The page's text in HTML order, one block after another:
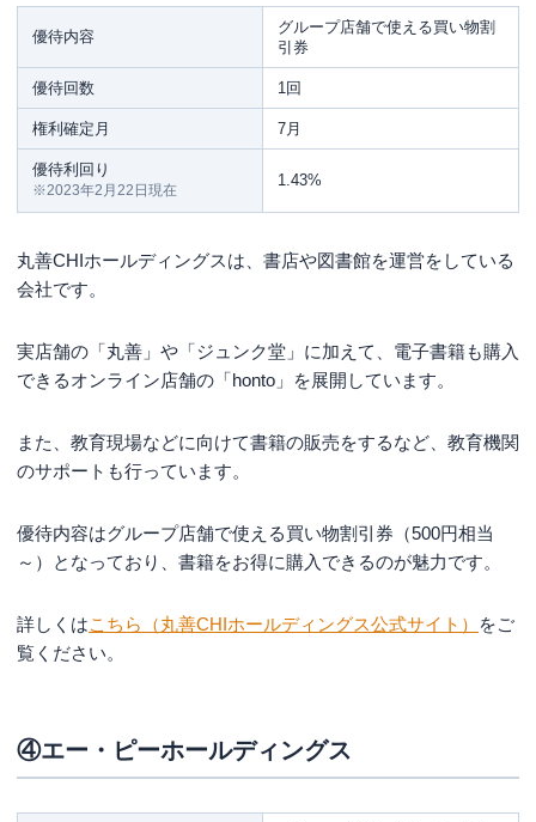
優待内容
グループ店舗で使える買い物割
引券
優待回数 1回
権利確定月 7月
優待利回り
※2023年2月22日現在
1.43%
丸善CHIホールディングスは、書店や図書館を運営をしている
会社です。
実店舗の「丸善」や「ジュンク堂」に加えて、電子書籍も購入
できるオンライン店舗の「honto」を展開しています。
また、教育現場などに向けて書籍の販売をするなど、教育機関
のサポートも行っています。
優待内容はグループ店舗で使える買い物割引券（500円相当
～）となっており、書籍をお得に購入できるのが魅力です。
詳しくはこちら（丸善CHIホールディングス公式サイト）
をご
覧ください。
④エー・ピーホールディングス